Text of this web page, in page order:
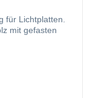
für Lichtplatten.
mit gefasten